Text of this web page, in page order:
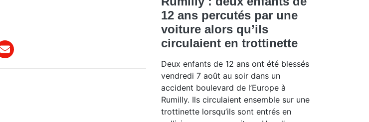
12 ans percutés par une
voiture alors qu’ils
circulaient en trottinette
Deux enfants de 12 ans ont été blessés
vendredi 7 août au soir dans un
accident boulevard de l’Europe à
Rumilly. Ils circulaient ensemble sur une
trottinette lorsqu’ils sont entrés en